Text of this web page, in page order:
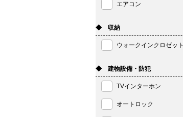
エアコン
◆ 収納
ウォークインクロゼット
◆ 建物設備・防犯
TVインターホン
オートロック